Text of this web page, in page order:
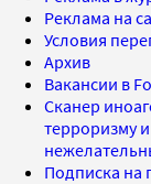
Реклама на
Условия
Архив
Вакансии в
Сканер
терроризму
Подписка на